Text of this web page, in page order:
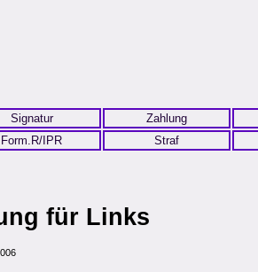
Signatur Zahlung
Form.R/IPR Straf
für Links